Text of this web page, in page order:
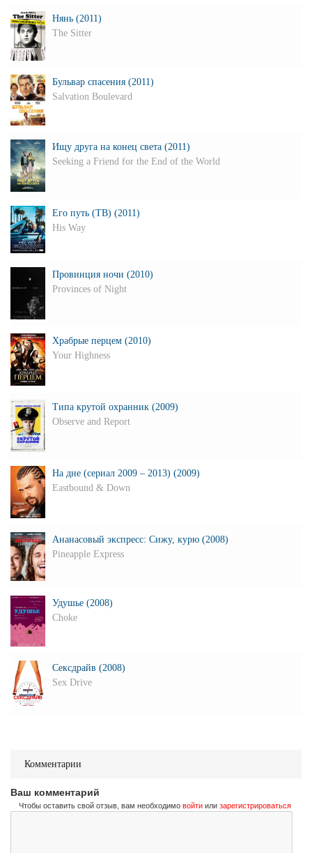
Нянь (2011)
The Sitter
Бульвар спасения (2011)
Salvation Boulevard
Ищу друга на конец света (2011)
Seeking a Friend for the End of the World
Его путь (ТВ) (2011)
His Way
Провинция ночи (2010)
Provinces of Night
Храбрые перцем (2010)
Your Highness
Типа крутой охранник (2009)
Observe and Report
На дне (сериал 2009 – 2013) (2009)
Eastbound & Down
Ананасовый экспресс: Сижу, курю (2008)
Pineapple Express
Удушье (2008)
Choke
Сексдрайв (2008)
Sex Drive
Комментарии
Ваш комментарий
Чтобы оставить свой отзыв, вам необходимо войти или зарегистрироваться